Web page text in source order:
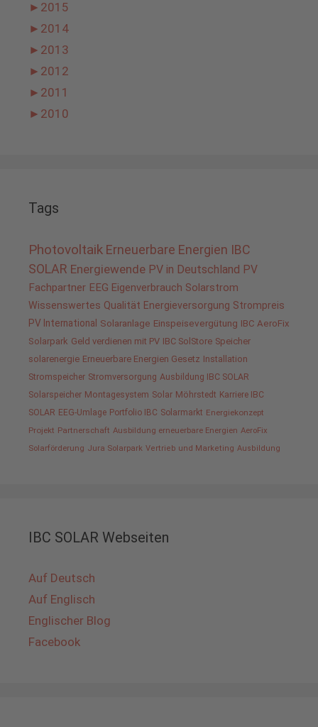
► 2015
► 2014
► 2013
► 2012
► 2011
► 2010
Tags
Photovoltaik Erneuerbare Energien IBC
SOLAR Energiewende PV in Deutschland PV
Fachpartner EEG Eigenverbrauch Solarstrom
Wissenswertes Qualität Energieversorgung Strompreis
PV International Solaranlage Einspeisevergütung IBC AeroFix
Solarpark Geld verdienen mit PV IBC SolStore Speicher
solarenergie Erneuerbare Energien Gesetz Installation
Stromspeicher Stromversorgung Ausbildung IBC SOLAR
Solarspeicher Montagesystem Solar Möhrstedt Karriere IBC
SOLAR EEG-Umlage Portfolio IBC Solarmarkt Energiekonzept
Projekt Partnerschaft Ausbildung erneuerbare Energien AeroFix
Solarförderung Jura Solarpark Vertrieb und Marketing Ausbildung
IBC SOLAR Webseiten
Auf Deutsch
Auf Englisch
Englischer Blog
Facebook